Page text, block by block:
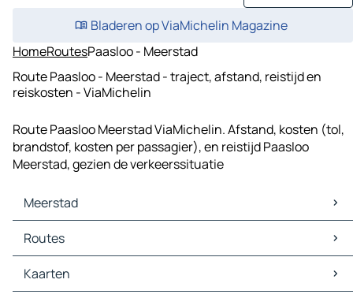
Bladeren op ViaMichelin Magazine
HomeRoutesPaasloo - Meerstad
Route Paasloo - Meerstad - traject, afstand, reistijd en
reiskosten - ViaMichelin
Route Paasloo Meerstad ViaMichelin. Afstand, kosten (tol,
brandstof, kosten per passagier), en reistijd Paasloo
Meerstad, gezien de verkeerssituatie
Meerstad
Meerstad Kaarten
Meerstad Verkeer
Meerstad Hotels
Meerstad Restaurants
Routes
Routes Meerstad - Groningen
Routes Meerstad - Hoogezand
Kaarten